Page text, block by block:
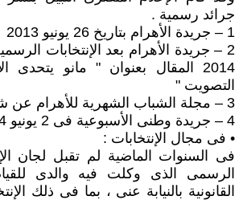
جرائد رسمية .
1 – جريدة الأهرام بتاريخ 26 يونيو 2013
2014 المقال بعنوان " مانو
التصويت "
3 – مجلة الشباب الشهرية للأهرام عن شهر مايو 2014
4 – جريدة وطنى الأسبوعية فى 2 يونيو 2014
• فى مجال الإنتخابات :
فى السنوات الماضية لم تقبل لجان
الرسمى الذى وكلت فيه والدى
القانونية بالنيابة عنى ، بما فى ذلك